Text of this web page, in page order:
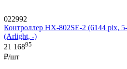
022992
Контроллер HX-802SE-2 (6144 pix,
(Arlight, -)
21 16895
₽/шт